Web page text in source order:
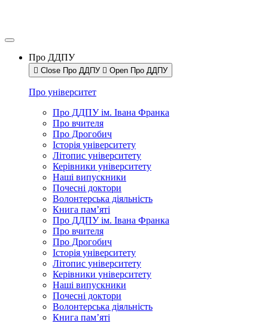
Про ДДПУ
Close Про ДДПУ Open Про ДДПУ
Про університет
Про ДДПУ ім. Івана Франка
Про вчителя
Про Дрогобич
Історія університету
Літопис університету
Керівники університету
Наші випускники
Почесні доктори
Волонтерська діяльність
Книга пам’яті
Про ДДПУ ім. Івана Франка
Про вчителя
Про Дрогобич
Історія університету
Літопис університету
Керівники університету
Наші випускники
Почесні доктори
Волонтерська діяльність
Книга пам’яті